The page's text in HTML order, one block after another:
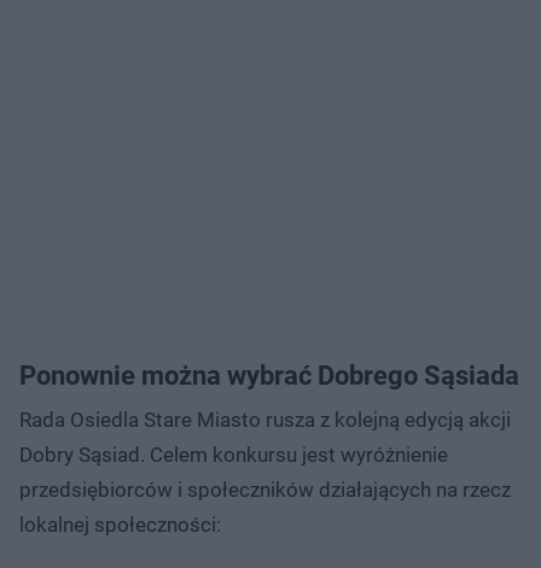
Ponownie można wybrać Dobrego Sąsiada
Rada Osiedla Stare Miasto rusza z kolejną edycją akcji
Dobry Sąsiad. Celem konkursu jest wyróżnienie
przedsiębiorców i społeczników działających na rzecz
lokalnej społeczności: